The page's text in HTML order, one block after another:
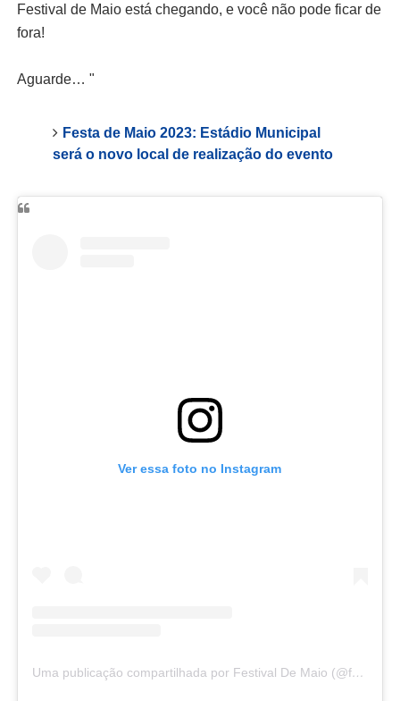
Festival de Maio está chegando, e você não pode ficar de
fora!
Aguarde… "
Festa de Maio 2023: Estádio Municipal
será o novo local de realização do evento
Ver essa foto no Instagram
Uma publicação compartilhada por Festival De Maio (@festival.demaio)